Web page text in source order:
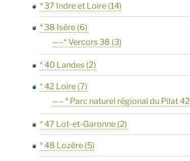
* 37 Indre et Loire (14)
* 38 Isère (6)
—–* Vercors 38 (3)
* 40 Landes (2)
* 42 Loire (7)
—– * Parc naturel régional du Pilat 42
* 47 Lot-et-Garonne (2)
* 48 Lozère (5)